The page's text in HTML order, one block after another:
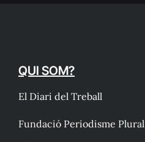
QUI SOM?
El Diari del Treball
Fundació Periodisme Plural